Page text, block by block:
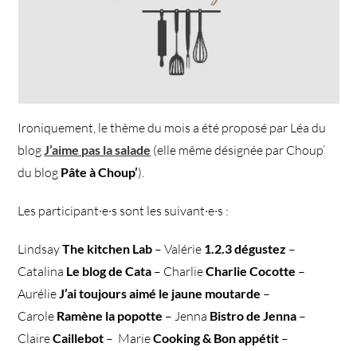
Ironiquement, le thème du mois a été proposé par Léa du
blogJ’aime pas la salade (elle même désignée par Choup’
du blog Pâte à Choup’).
Les participant·e·s sont les suivant·e·s :
LindsayThe kitchen Lab – Valérie 1.2.3 dégustez –
Catalina Le blog de Cata – CharlieCharlie Cocotte –
AurélieJ’ai toujours aimé le jaune moutarde –
Carole Ramène la popotte – Jenna Bistro de Jenna –
ClaireCaillebot – MarieCooking & Bon appétit –